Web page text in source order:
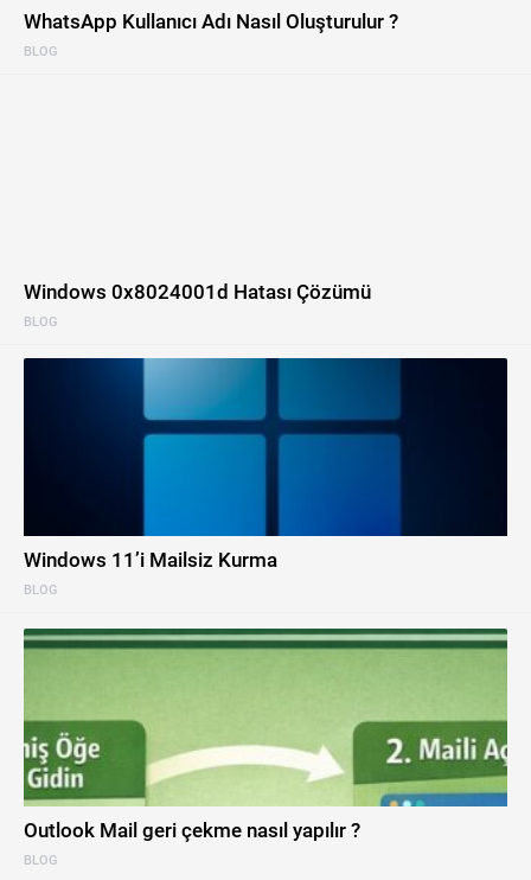
BLOG
WhatsApp Kullanıcı Adı Nasıl Oluşturulur ?
BLOG
Windows 0x8024001d Hatası Çözümü
BLOG
Windows 11’i Mailsiz Kurma
BLOG
Outlook Mail geri çekme nasıl yapılır ?